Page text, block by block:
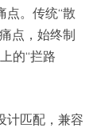
点。传统“散
点，始终制
的“拦路
计匹配，兼容